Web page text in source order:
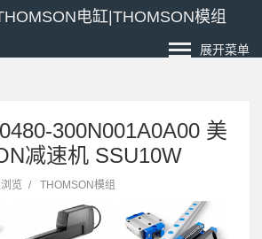
电缸|THOMSON模组
展开菜单
300N001A0A00 美
减速机 SSU10W
览 / THOMSON模组